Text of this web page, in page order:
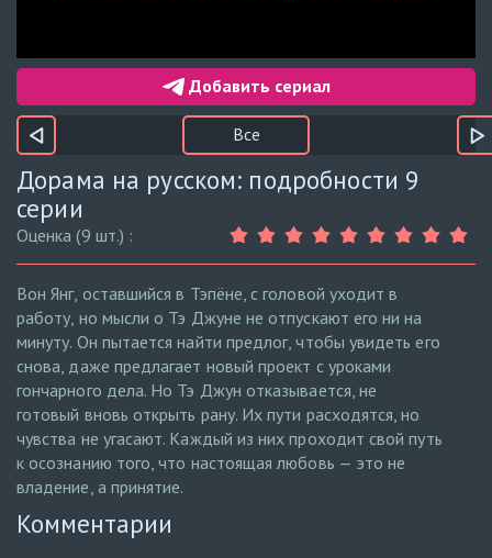
Добавить сериал
Все
Дорама на русском: подробности 9
серии
Оценка (9 шт.) :
Вон Янг, оставшийся в Тэпёне, с головой уходит в
работу, но мысли о Тэ Джуне не отпускают его ни на
минуту. Он пытается найти предлог, чтобы увидеть его
снова, даже предлагает новый проект с уроками
гончарного дела. Но Тэ Джун отказывается, не
готовый вновь открыть рану. Их пути расходятся, но
чувства не угасают. Каждый из них проходит свой путь
к осознанию того, что настоящая любовь — это не
владение, а принятие.
Комментарии